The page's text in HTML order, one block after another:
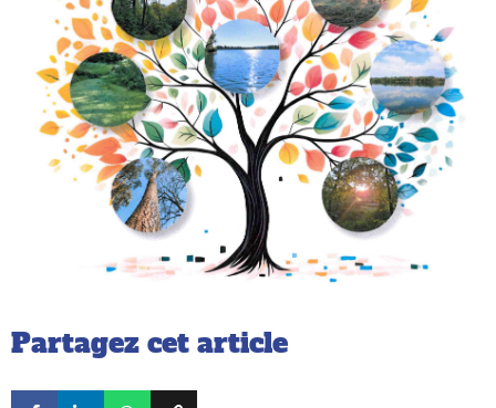
Partagez cet article